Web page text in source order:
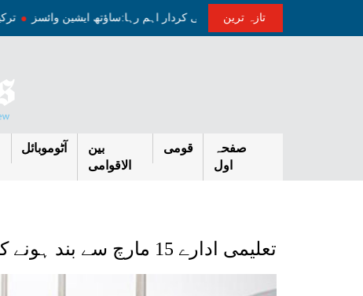
تازہ ترین
کشیدگی کم کرنے میں پاکستان کا ثالثی کردار اہم رہا:ساؤتھ ایشین وائسز
صفحہ
اول
قومی
بین
الاقوامی
آٹوموبائل
تعلیمی ادارے 15 مارچ سے بند ہونے کی خبروں میں صداقت نہیں: سعید غنی